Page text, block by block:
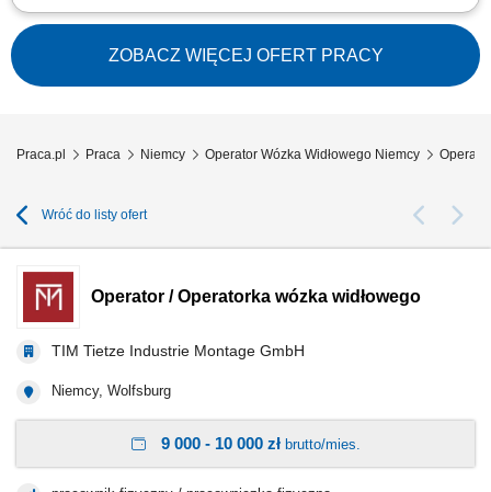
Opis stanowiska: obsługa wózka transportowego lub pojazdu
logistycznego na terenie zakładu, dostarczanie komponentów i
materiałów na linię produkcyjną, realizacja bieżących zadań
magazynowych i logistycznych, dbanie o ciągłość pracy produkcji oraz
terminową realizację zadań,...
ZOBACZ WIĘCEJ OFERT PRACY
Praca.pl Praca Niemcy Operator Wózka Widłowego Niemcy
Wróć do listy ofert
Operator / Operatorka wózka widłowego
TIM Tietze Industrie Montage GmbH
Niemcy, Wolfsburg
9 000 - 10 000 złbrutto/mies.